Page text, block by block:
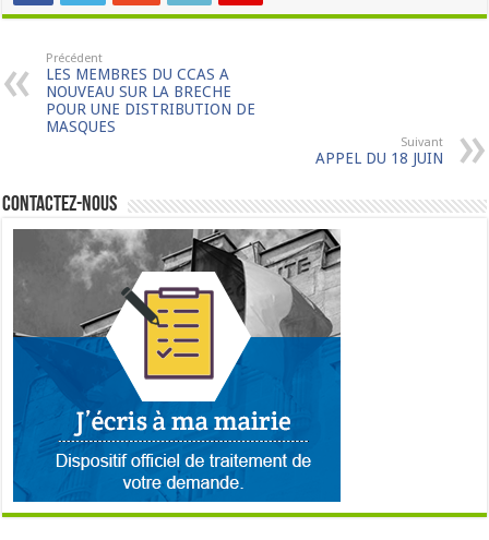
Précédent
LES MEMBRES DU CCAS A
NOUVEAU SUR LA BRECHE
POUR UNE DISTRIBUTION DE
MASQUES
Suivant
APPEL DU 18 JUIN
Contactez-nous